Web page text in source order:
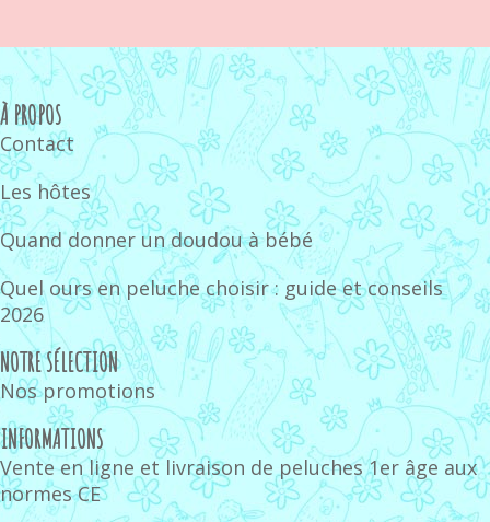
À PROPOS
Contact
Les hôtes
Quand donner un doudou à bébé
Quel ours en peluche choisir : guide et conseils
2026
NOTRE SÉLECTION
Nos promotions
INFORMATIONS
Vente en ligne et livraison de peluches 1er âge aux
normes CE